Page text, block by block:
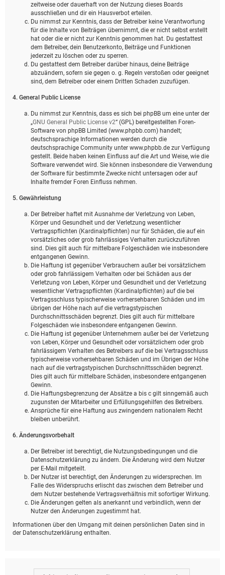
zeitweise oder dauerhaft von der Nutzung dieses Boards
ausschließen und dir ein Hausverbot erteilen.
Du nimmst zur Kenntnis, dass der Betreiber keine Verantwortung
für die Inhalte von Beiträgen übernimmt, die er nicht selbst erstellt
hat oder die er nicht zur Kenntnis genommen hat. Du gestattest
dem Betreiber, dein Benutzerkonto, Beiträge und Funktionen
jederzeit zu löschen oder zu sperren.
Du gestattest dem Betreiber darüber hinaus, deine Beiträge
abzuändern, sofern sie gegen o. g. Regeln verstoßen oder geeignet
sind, dem Betreiber oder einem Dritten Schaden zuzufügen.
4. General Public License
Du nimmst zur Kenntnis, dass es sich bei phpBB um eine unter der
„GNU General Public License v2“ (GPL) bereitgestellten Foren-
Software von phpBB Limited (www.phpbb.com) handelt;
deutschsprachige Informationen werden durch die
deutschsprachige Community unter www.phpbb.de zur Verfügung
gestellt. Beide haben keinen Einfluss auf die Art und Weise, wie die
Software verwendet wird. Sie können insbesondere die Verwendung
der Software für bestimmte Zwecke nicht untersagen oder auf
Inhalte fremder Foren Einfluss nehmen.
5. Gewährleistung
Der Betreiber haftet mit Ausnahme der Verletzung von Leben,
Körper und Gesundheit und der Verletzung wesentlicher
Vertragspflichten (Kardinalpflichten) nur für Schäden, die auf ein
vorsätzliches oder grob fahrlässiges Verhalten zurückzuführen
sind. Dies gilt auch für mittelbare Folgeschäden wie insbesondere
entgangenen Gewinn.
Die Haftung ist gegenüber Verbrauchern außer bei vorsätzlichem
oder grob fahrlässigem Verhalten oder bei Schäden aus der
Verletzung von Leben, Körper und Gesundheit und der Verletzung
wesentlicher Vertragspflichten (Kardinalpflichten) auf die bei
Vertragsschluss typischerweise vorhersehbaren Schäden und im
übrigen der Höhe nach auf die vertragstypischen
Durchschnittsschäden begrenzt. Dies gilt auch für mittelbare
Folgeschäden wie insbesondere entgangenen Gewinn.
Die Haftung ist gegenüber Unternehmern außer bei der Verletzung
von Leben, Körper und Gesundheit oder vorsätzlichem oder grob
fahrlässigem Verhalten des Betreibers auf die bei Vertragsschluss
typischerweise vorhersehbaren Schäden und im Übrigen der Höhe
nach auf die vertragstypischen Durchschnittsschäden begrenzt.
Dies gilt auch für mittelbare Schäden, insbesondere entgangenen
Gewinn.
Die Haftungsbegrenzung der Absätze a bis c gilt sinngemäß auch
zugunsten der Mitarbeiter und Erfüllungsgehilfen des Betreibers.
Ansprüche für eine Haftung aus zwingendem nationalem Recht
bleiben unberührt.
6. Änderungsvorbehalt
Der Betreiber ist berechtigt, die Nutzungsbedingungen und die
Datenschutzerklärung zu ändern. Die Änderung wird dem Nutzer
per E-Mail mitgeteilt.
Der Nutzer ist berechtigt, den Änderungen zu widersprechen. Im
Falle des Widerspruchs erlischt das zwischen dem Betreiber und
dem Nutzer bestehende Vertragsverhältnis mit sofortiger Wirkung.
Die Änderungen gelten als anerkannt und verbindlich, wenn der
Nutzer den Änderungen zugestimmt hat.
Informationen über den Umgang mit deinen persönlichen Daten sind in
der Datenschutzerklärung enthalten.